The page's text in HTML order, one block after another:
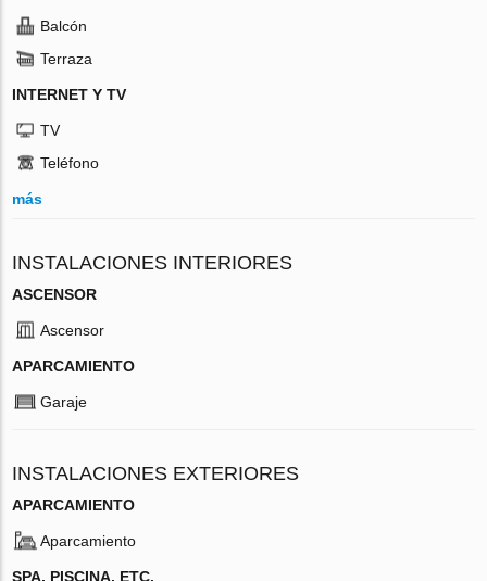
Balcón
Terraza
INTERNET Y TV
TV
Teléfono
más
INSTALACIONES INTERIORES
ASCENSOR
Ascensor
APARCAMIENTO
Garaje
INSTALACIONES EXTERIORES
APARCAMIENTO
Aparcamiento
SPA, PISCINA, ETC.